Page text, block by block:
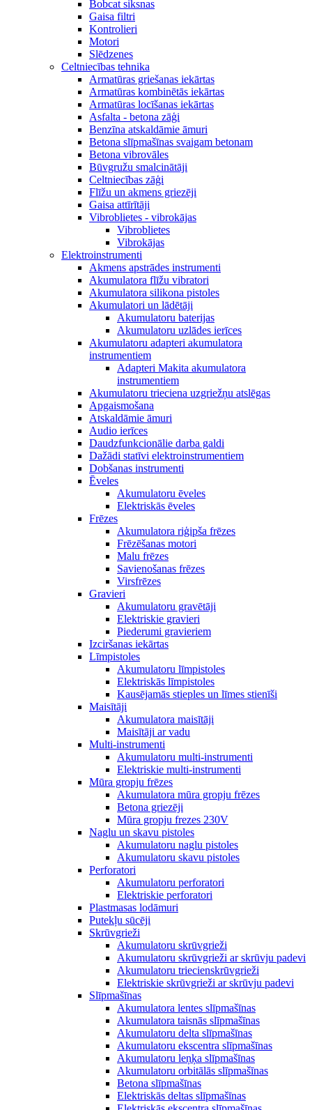
Bobcat siksnas
Gaisa filtri
Kontrolieri
Motori
Slēdzenes
Celtniecības tehnika
Armatūras griešanas iekārtas
Armatūras kombinētās iekārtas
Armatūras locīšanas iekārtas
Asfalta - betona zāģi
Benzīna atskaldāmie āmuri
Betona slīpmašīnas svaigam betonam
Betona vibrovāles
Būvgružu smalcinātāji
Celtniecības zāģi
Flīžu un akmens griezēji
Gaisa attīrītāji
Vibroblietes - vibrokājas
Vibroblietes
Vibrokājas
Elektroinstrumenti
Akmens apstrādes instrumenti
Akumulatora flīžu vibratori
Akumulatora silikona pistoles
Akumulatori un lādētāji
Akumulatoru baterijas
Akumulatoru uzlādes ierīces
Akumulatoru adapteri akumulatora
instrumentiem
Adapteri Makita akumulatora
instrumentiem
Akumulatoru trieciena uzgriežņu atslēgas
Apgaismošana
Atskaldāmie āmuri
Audio ierīces
Daudzfunkcionālie darba galdi
Dažādi statīvi elektroinstrumentiem
Dobšanas instrumenti
Ēveles
Akumulatoru ēveles
Elektriskās ēveles
Frēzes
Akumulatora riģipša frēzes
Frēzēšanas motori
Malu frēzes
Savienošanas frēzes
Virsfrēzes
Gravieri
Akumulatoru gravētāji
Elektriskie gravieri
Piederumi gravieriem
Izciršanas iekārtas
Līmpistoles
Akumulatoru līmpistoles
Elektriskās līmpistoles
Kausējamās stieples un līmes stienīši
Maisītāji
Akumulatora maisītāji
Maisītāji ar vadu
Multi-instrumenti
Akumulatoru multi-instrumenti
Elektriskie multi-instrumenti
Mūra gropju frēzes
Akumulatora mūra gropju frēzes
Betona griezēji
Mūra gropju frezes 230V
Naglu un skavu pistoles
Akumulatoru naglu pistoles
Akumulatoru skavu pistoles
Perforatori
Akumulatoru perforatori
Elektriskie perforatori
Plastmasas lodāmuri
Putekļu sūcēji
Skrūvgrieži
Akumulatoru skrūvgrieži
Akumulatoru skrūvgrieži ar skrūvju padevi
Akumulatoru triecienskrūvgrieži
Elektriskie skrūvgrieži ar skrūvju padevi
Slīpmašīnas
Akumulatora lentes slīpmašīnas
Akumulatora taisnās slīpmašīnas
Akumulatoru delta slīpmašīnas
Akumulatoru ekscentra slīpmašīnas
Akumulatoru leņķa slīpmašīnas
Akumulatoru orbitālās slīpmašīnas
Betona slīpmašīnas
Elektriskās deltas slīpmašīnas